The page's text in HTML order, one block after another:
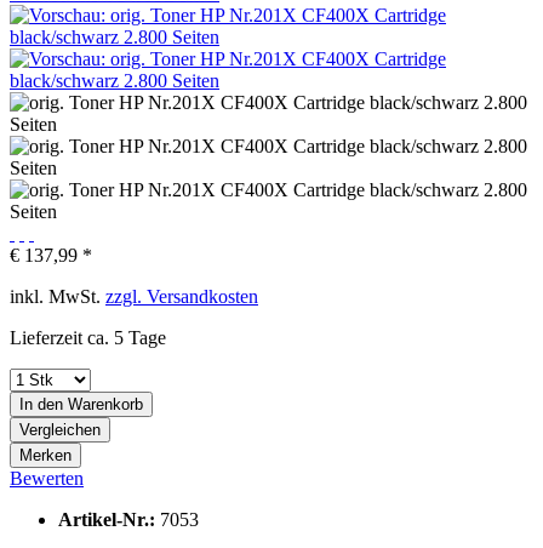
€ 137,99 *
inkl. MwSt. zzgl. Versandkosten
Lieferzeit ca. 5 Tage
In den Warenkorb
Vergleichen
Merken
Bewerten
Artikel-Nr.: 7053